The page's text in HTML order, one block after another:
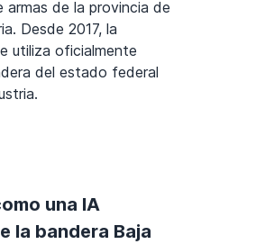
armas de la provincia de
Desde 2017, la
utiliza oficialmente
del estado federal
una IA
la bandera Baja